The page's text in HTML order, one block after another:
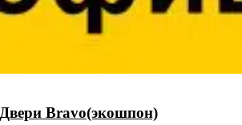
Двери Bravo(экошпон)